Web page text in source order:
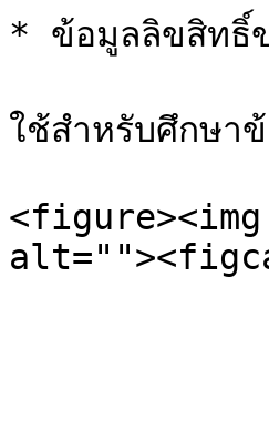
* ข้อมูลลิขสิทธิ์
ใช้สำหรับศึกษา